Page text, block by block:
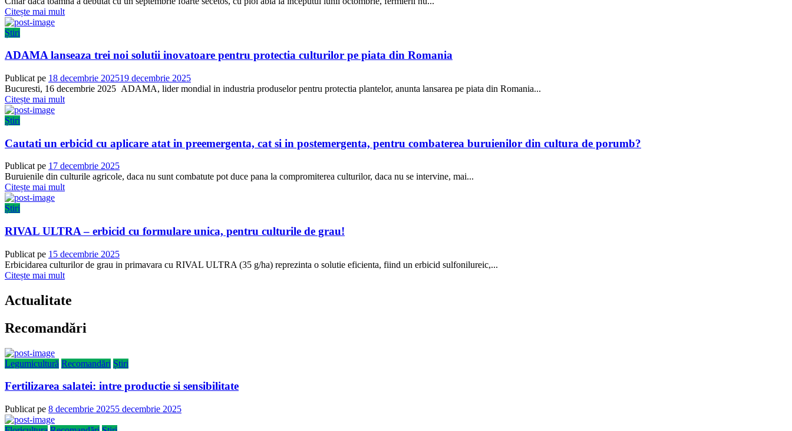
Citește mai mult
Știri
ADAMA lanseaza trei noi solutii inovatoare pentru protectia culturilor pe piata din Romania
Publicat pe 18 decembrie 202519 decembrie 2025
Bucuresti, 16 decembrie 2025 ADAMA, lider mondial in industria produselor pentru protectia plantelor, anunta lansarea pe piata din Romania...
Citește mai mult
Știri
Cautati un erbicid cu aplicare atat in preemergenta, cat si in postemergenta, pentru combaterea buruienilor din cultura de porumb?
Publicat pe 17 decembrie 2025
Buruienile din culturile agricole, daca nu sunt combatute pot duce pana la compromiterea culturilor, daca nu se intervine, mai...
Citește mai mult
Știri
RIVAL ULTRA – erbicid cu formulare unica, pentru culturile de grau!
Publicat pe 15 decembrie 2025
Erbicidarea culturilor de grau in primavara cu RIVAL ULTRA (35 g/ha) reprezinta o solutie eficienta, fiind un erbicid sulfonilureic,...
Citește mai mult
Actualitate
Recomandări
Legumicultură Recomandări Știri
Fertilizarea salatei: intre productie si sensibilitate
Publicat pe 8 decembrie 20255 decembrie 2025